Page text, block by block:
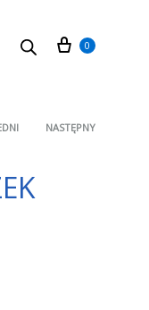
Cart
0
NASTĘPNY